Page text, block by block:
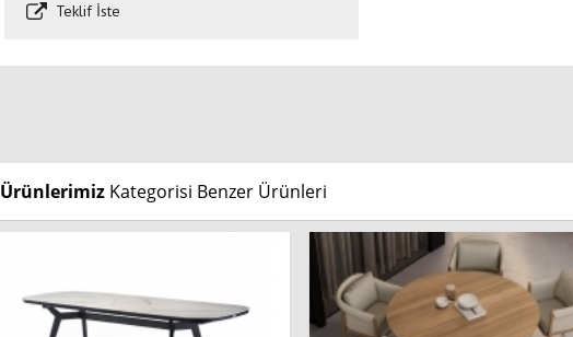
Teklif İste
Ürünlerimiz Kategorisi Benzer Ürünleri